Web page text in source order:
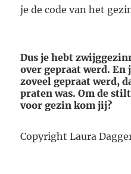
je de code van het
Dus je hebt
over gepraat werd. En
zoveel gepraat werd,
praten was. Om de
voor gezin kom jij?
Copyright Laura